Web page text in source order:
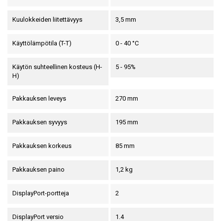
Kuulokkeiden liitettävyys 3,5 mm
Käyttölämpötila (T-T) 0 - 40 °C
Käytön suhteellinen kosteus (H-
H)
5 - 95%
Pakkauksen leveys 270 mm
Pakkauksen syvyys 195 mm
Pakkauksen korkeus 85 mm
Pakkauksen paino 1,2 kg
DisplayPort-portteja 2
DisplayPort versio 1.4